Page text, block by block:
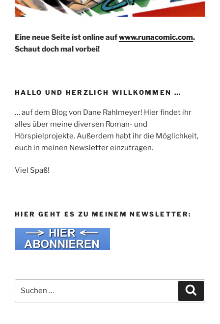
Eine neue Seite ist online aufwww.runacomic.com.
Schaut doch mal vorbei!
HALLO UND HERZLICH WILLKOMMEN …
… auf dem Blog von Dane Rahlmeyer! Hier findet ihr
alles über meine diversen Roman- und
Hörspielprojekte. Außerdem habt ihr die Möglichkeit,
euch in meinen Newsletter einzutragen.
Viel Spaß!
HIER GEHT ES ZU MEINEM NEWSLETTER:
nach: